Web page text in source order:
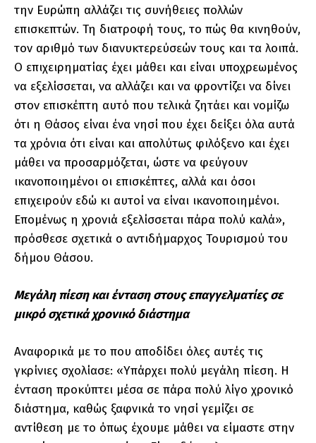
την Ευρώπη αλλάζει τις συνήθειες πολλών
επισκεπτών. Τη διατροφή τους, το πώς θα κινηθούν,
τον αριθμό των διανυκτερεύσεών τους και τα λοιπά.
Ο επιχειρηματίας έχει μάθει και είναι υποχρεωμένος
να εξελίσσεται, να αλλάζει και να φροντίζει να δίνει
στον επισκέπτη αυτό που τελικά ζητάει και νομίζω
ότι η Θάσος είναι ένα νησί που έχει δείξει όλα αυτά
τα χρόνια ότι είναι και απολύτως φιλόξενο και έχει
μάθει να προσαρμόζεται, ώστε να φεύγουν
ικανοποιημένοι οι επισκέπτες, αλλά και όσοι
επιχειρούν εδώ κι αυτοί να είναι ικανοποιημένοι.
Επομένως η χρονιά εξελίσσεται πάρα πολύ καλά»,
πρόσθεσε σχετικά ο αντιδήμαρχος Τουρισμού του
δήμου Θάσου.
Μεγάλη πίεση και ένταση στους επαγγελματίες σε
μικρό σχετικά χρονικό διάστημα
Αναφορικά με το που αποδίδει όλες αυτές τις
γκρίνιες σχολίασε: «Υπάρχει πολύ μεγάλη πίεση. Η
ένταση προκύπτει μέσα σε πάρα πολύ λίγο χρονικό
διάστημα, καθώς ξαφνικά το νησί γεμίζει σε
αντίθεση με το όπως έχουμε μάθει να είμαστε στην